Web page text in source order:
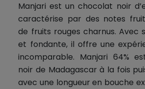
Manjari est un chocolat noir
caractérise par des notes
de fruits rouges charnus. Avec
et fondante, il offre une
incomparable. Manjari 64%
noir de Madagascar à la fois
avec une longueur en bouche